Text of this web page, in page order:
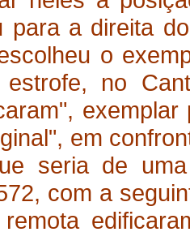
para a direita
o
estrofe, no
em
seria de
com a